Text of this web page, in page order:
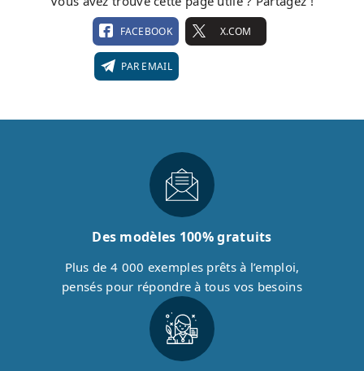
FACEBOOK X.COM
PAR EMAIL
Des modèles 100% gratuits
Plus de 4 000 exemples prêts à l’emploi,
pensés pour répondre à tous vos besoins